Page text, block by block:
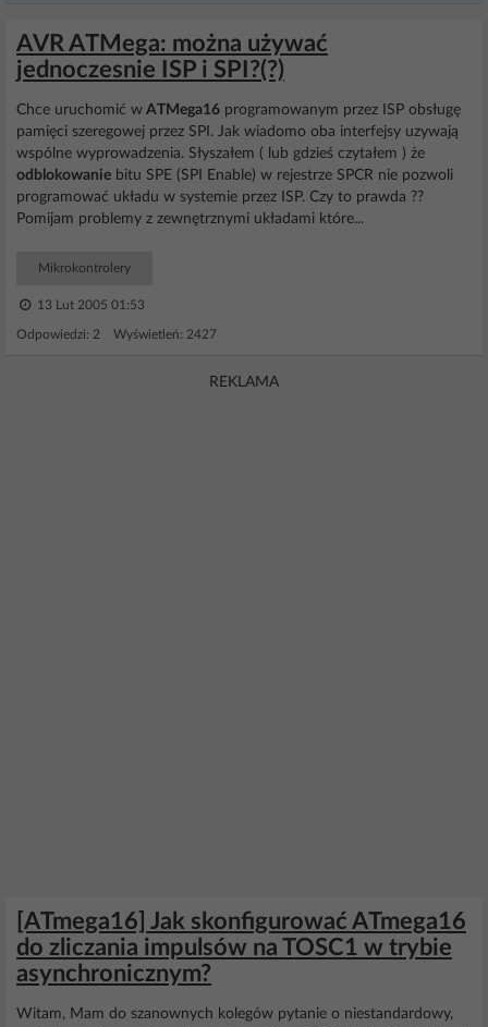
AVR ATMega: można używać
jednoczesnie ISP i SPI?(?)
Chce uruchomić w ATMega16 programowanym przez ISP obsługę
pamięci szeregowej przez SPI. Jak wiadomo oba interfejsy uzywają
wspólne wyprowadzenia. Słyszałem ( lub gdzieś czytałem ) że
odblokowanie bitu SPE (SPI Enable) w rejestrze SPCR nie pozwoli
programować układu w systemie przez ISP. Czy to prawda ??
Pomijam problemy z zewnętrznymi układami które...
Mikrokontrolery
13 Lut 2005 01:53
Odpowiedzi: 2 Wyświetleń: 2427
REKLAMA
[ATmega16] Jak skonfigurować ATmega16
do zliczania impulsów na TOSC1 w trybie
asynchronicznym?
Witam, Mam do szanownych kolegów pytanie o niestandardowy,